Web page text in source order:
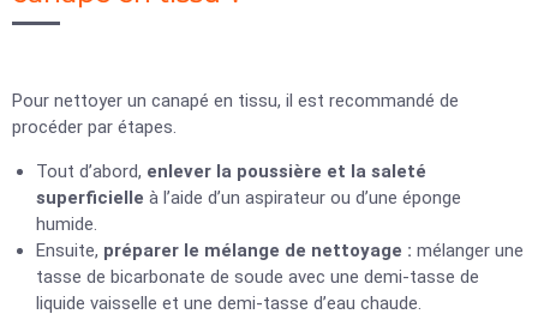
Pour nettoyer un canapé en tissu, il est recommandé de
procéder par étapes.
Tout d’abord, enlever la poussière et la saleté
superficielle à l’aide d’un aspirateur ou d’une éponge
humide.
Ensuite, préparer le mélange de nettoyage : mélanger une
tasse de bicarbonate de soude avec une demi-tasse de
liquide vaisselle et une demi-tasse d’eau chaude.